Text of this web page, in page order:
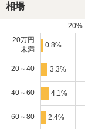
相場
20%
20万円
未満
0.8%
20～40 3.3%
40～60 4.1%
60～80 2.4%